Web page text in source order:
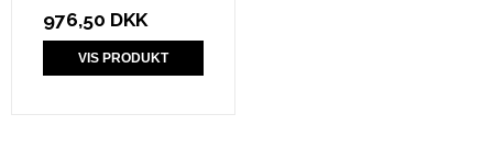
976,50 DKK
VIS PRODUKT